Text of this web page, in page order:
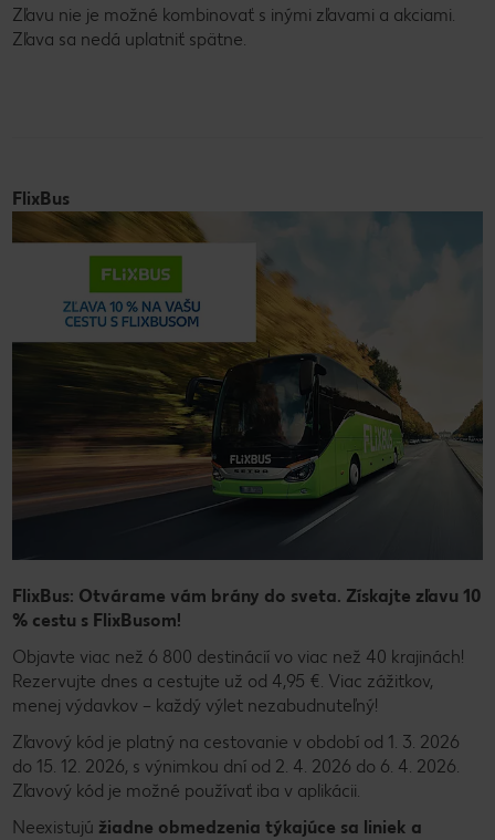
Zľavu nie je možné kombinovať s inými zľavami a akciami.
Zľava sa nedá uplatniť spätne.
FlixBus
FlixBus: Otvárame vám brány do sveta. Získajte zľavu 10
% cestu s FlixBusom!
Objavte viac než 6 800 destinácií vo viac než 40 krajinách!
Rezervujte dnes a cestujte už od 4,95 €. Viac zážitkov,
menej výdavkov – každý výlet nezabudnuteľný!
Zľavový kód je platný na cestovanie v období od 1. 3. 2026
do 15. 12. 2026, s výnimkou dní od 2. 4. 2026 do 6. 4. 2026.
Zľavový kód je možné používať iba v aplikácii.
Neexistujú žiadne obmedzenia týkajúce sa liniek a